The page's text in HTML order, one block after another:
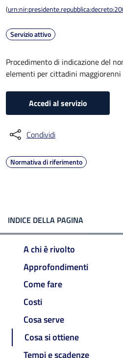
(
Servizio attivo
Procedimento di indicazione del
elementi per cittadini maggiorenni
Accedi al servizio
Condividi
Normativa di riferimento
INDICE DELLA PAGINA
A chi è rivolto
Approfondimenti
Come fare
Costi
Cosa serve
Cosa si ottiene
Tempi e scadenze